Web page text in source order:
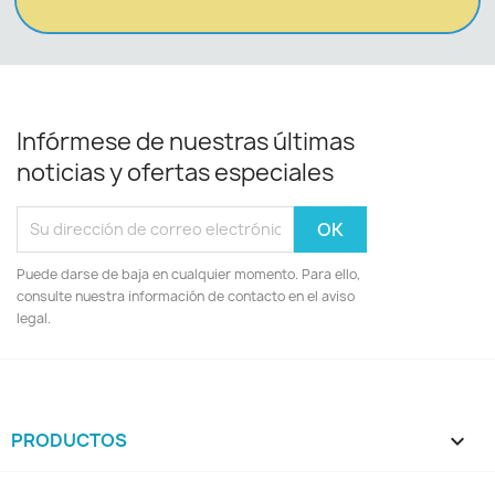
Infórmese de nuestras últimas
noticias y ofertas especiales
Puede darse de baja en cualquier momento. Para ello,
consulte nuestra información de contacto en el aviso
legal.
PRODUCTOS 